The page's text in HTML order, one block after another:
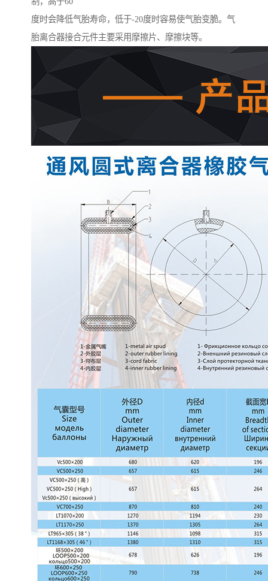
度时会降低气胎寿命，低于-20度时容易使气胎变脆。气
胎离合器接合元件主要采用摩擦片、摩擦块等。